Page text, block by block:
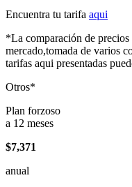
Encuentra tu tarifa aqui
*La comparación de precios
mercado,tomada de varios
tarifas aqui presentadas
Otros*
Plan forzoso
a 12 meses
$7,371
anual